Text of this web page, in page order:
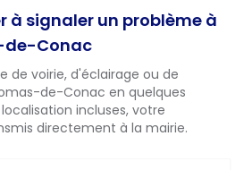
à signaler un problème à
Conac
de voirie, d'éclairage ou de
de-Conac en quelques
incluses, votre
directement à la mairie.